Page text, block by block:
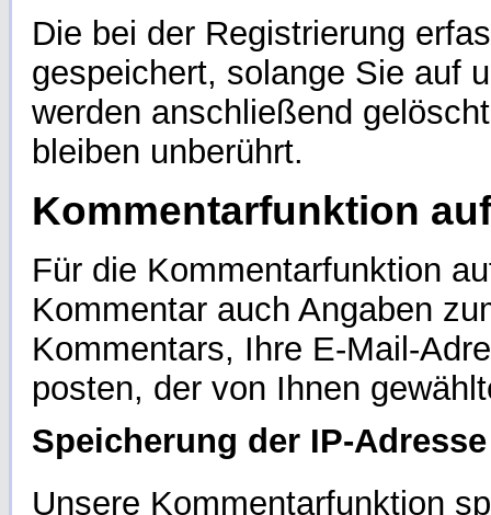
Die bei der Registrierung
gespeichert, solange Sie auf
werden anschließend
bleiben unberührt.
Kommentarfunktion
Für die Kommentarfunktion
Kommentar auch Angaben
Kommentars, Ihre E-Mail-
posten, der von Ihnen
Speicherung der IP-Adresse
Unsere Kommentarfunktion